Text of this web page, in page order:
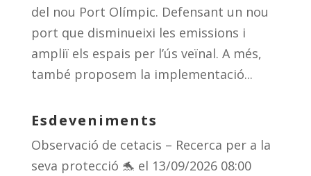
del nou Port Olímpic. Defensant un nou
port que disminueixi les emissions i
ampliï els espais per l’ús veïnal. A més,
també proposem la implementació...
Esdeveniments
Observació de cetacis – Recerca per a la
seva protecció 🐬 el 13/09/2026 08:00